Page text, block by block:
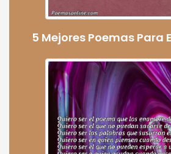
5 Mejores Poemas Para